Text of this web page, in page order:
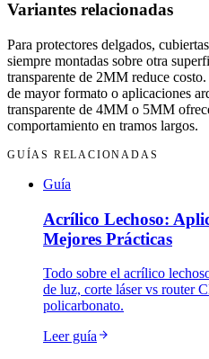
Variantes relacionadas
Para protectores delgados,
siempre montadas sobre otra
transparente de 2MM reduce
de mayor formato o aplicaciones
transparente de 4MM o 5MM
comportamiento en tramos largos.
GUÍAS RELACIONADAS
Guía
Acrílico Lechoso:
Mejores Prácticas
Todo sobre el acrílico
de luz, corte láser vs router
policarbonato.
Leer guía